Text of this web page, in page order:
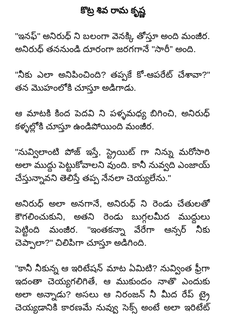
కొట్ర శివ రామ కృష్ణ
"ఇనఫ్" అనిరుధ్ ని బలంగా వెనక్కి తోస్తూ అంది మంజీర.
అనిరుధ్ తననుండి దూరంగా జరగగానే "సారీ” అంది.
"నీకు ఎలా అనిపించింది? తప్పకే కో-ఆపరేట్ చేశావా?"
తన మొహంలోకి చూస్తూ అడిగాడు.
ఆ మాటకి కింద పెదవి ని పళ్ళమధ్య బిగించి, అనిరుధ్
కళ్ళల్లోకి చూస్తూ ఉండిపోయింది మంజీర.
"నువ్విలాంటి పోజ్ ఇస్తే, స్ట్రెయిట్ గా నిన్ను మరోసారి
అలా ముద్దు పెట్టుకోవాలని వుంది. కానీ నువ్వది ఎంజాయ్
చేస్తున్నావని తెలిస్తే తప్ప నేనలా చెయ్యలేను."
అనిరుధ్ అలా అనగానే, అనిరుధ్ ని రెండు చేతులతో
కౌగలించుకుని, అతని రెండు బుగ్గలమీద ముద్దులు
పెట్టింది మంజీర. "ఇంతకన్నా వేరేగా ఆన్సర్ నీకు
చెప్పాలా?" చిలిపిగా చూస్తూ అడిగింది.
"కానీ నీకున్న ఆ ఇరిటేషన్ మాట ఏమిటి? నువ్వింత ఫ్రీగా
ఇదంతా చెయ్యగలిగితే, ఆ ముకుందం నాతొ ఎందుకు
అలా అన్నాడు? అసలు ఆ నిరంజన్ నీ మీద రేప్ ట్రై
చెయ్యడానికి కారణమే నువ్వు సెక్స్ అంటే అలా ఇరిటేట్